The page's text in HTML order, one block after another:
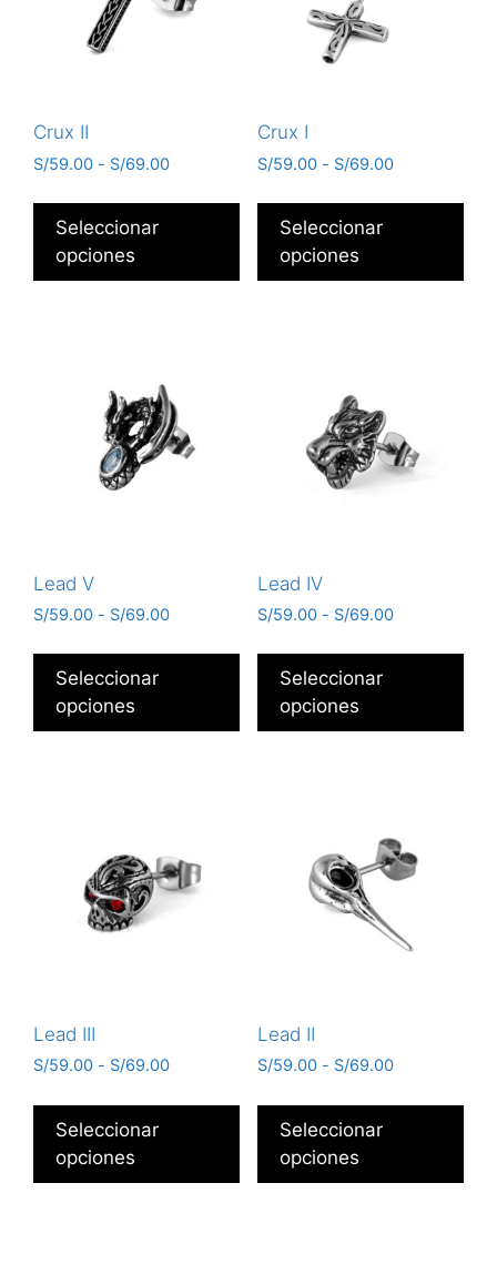
Crux II
S/59.00 - S/69.00
Seleccionar
opciones
Crux I
S/59.00 - S/69.00
Seleccionar
opciones
Lead V
S/59.00 - S/69.00
Seleccionar
opciones
Lead IV
S/59.00 - S/69.00
Seleccionar
opciones
Lead III
S/59.00 - S/69.00
Seleccionar
opciones
Lead II
S/59.00 - S/69.00
Seleccionar
opciones